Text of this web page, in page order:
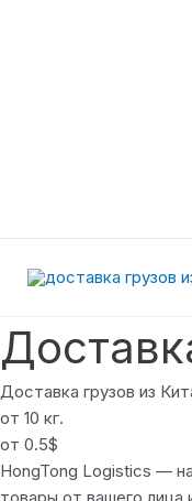
Доставка грузов из
от 10 кг.
от 0.5$
HongTong Logistics —